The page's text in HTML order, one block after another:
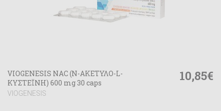
VIOGENESIS NAC (Ν-ΑΚΕΤΥΛΟ-L-
ΚΥΣΤΕΪΝΗ) 600 mg 30 caps
VIOGENESIS
10,85€